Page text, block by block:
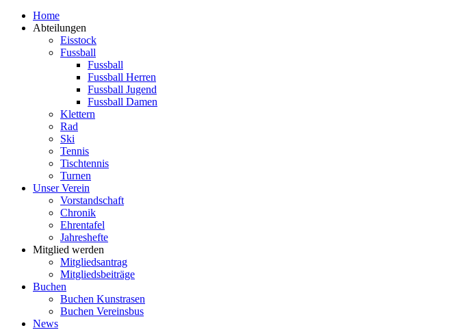
Home
Abteilungen
Eisstock
Fussball
Fussball
Fussball Herren
Fussball Jugend
Fussball Damen
Klettern
Rad
Ski
Tennis
Tischtennis
Turnen
Unser Verein
Vorstandschaft
Chronik
Ehrentafel
Jahreshefte
Mitglied werden
Mitgliedsantrag
Mitgliedsbeiträge
Buchen
Buchen Kunstrasen
Buchen Vereinsbus
News